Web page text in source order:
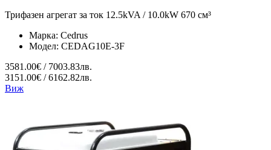
Трифазен агрегат за ток 12.5kVA / 10.0kW 670 см³
Марка: Cedrus
Модел: CEDAG10E-3F
3581.00€ / 7003.83лв.
3151.00€ / 6162.82лв.
Виж